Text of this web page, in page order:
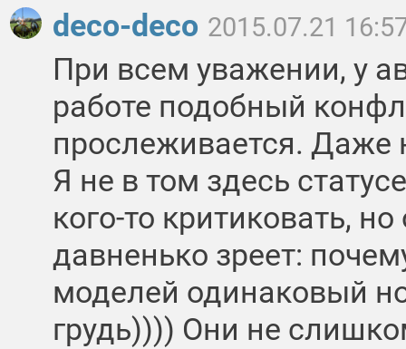
deco-deco 2015.07.21
При всем уважении, у
работе подобный
прослеживается. Даже
Я не в том здесь
кого-то критиковать,
давненько зреет:
моделей одинаковый
грудь)))) Они не